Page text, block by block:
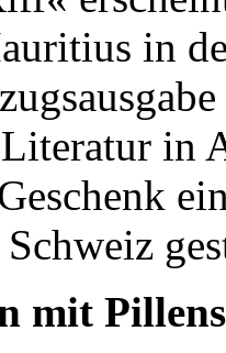
in
in
mit